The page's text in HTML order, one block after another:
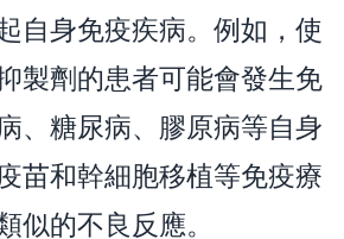
自身免疫疾病。例如，使
製劑的患者可能會發生免
、糖尿病、膠原病等自身
苗和幹細胞移植等免疫療
似的不良反應。